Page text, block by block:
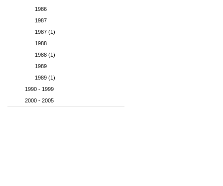
1986
1987
1987 (1)
1988
1988 (1)
1989
1989 (1)
1990 - 1999
2000 - 2005